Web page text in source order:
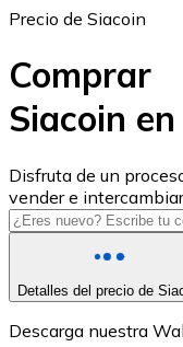
USD Coin
USDC
Precio de Siacoin
Comprar
Siacoin
Disfruta de un
vender e
Detalles del precio de
Descarga nuestra